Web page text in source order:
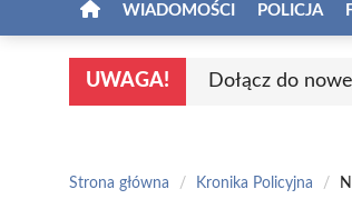
WIADOMOŚCI POLICJA
UWAGA! Dołącz do
Strona główna / Kronika Policyjna /